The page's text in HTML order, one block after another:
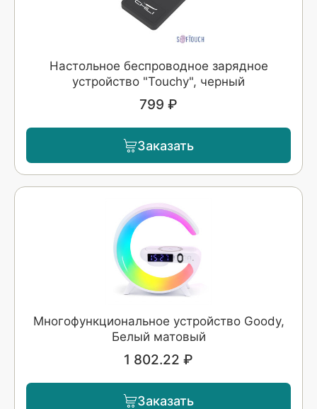
Настольное беспроводное зарядное
устройство "Touchy", черный
799 ₽
Заказать
Многофункциональное устройство Goody,
Белый матовый
1 802.22 ₽
Заказать